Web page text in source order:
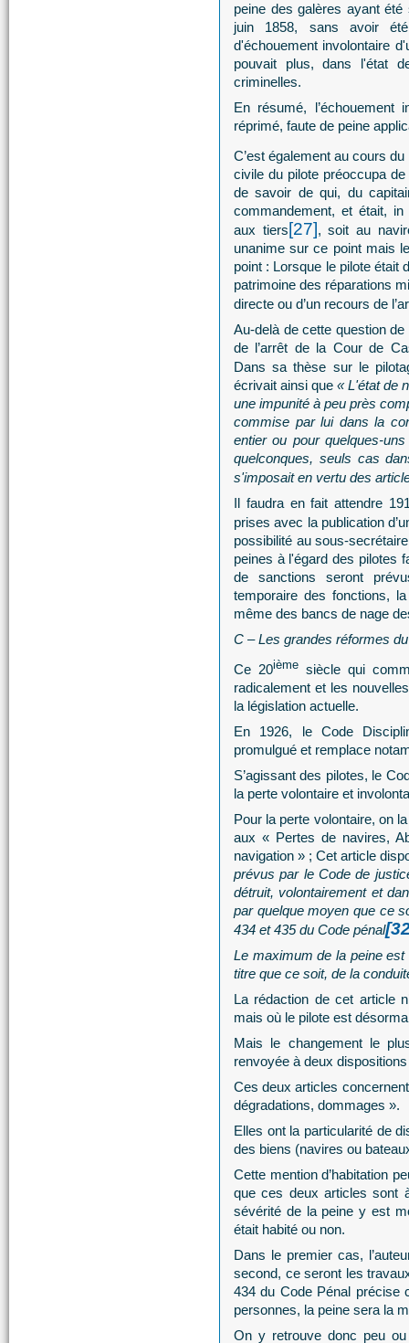
peine des galères ayant
juin 1858, sans avoir
d'échouement involontaire
pouvait plus, dans l'état
criminelles.
En résumé, l’échouement
réprimé, faute de peine
C’est également au cours du
civile du pilote préoccupa
de savoir de qui, du
commandement, et était,
aux tiers [27], soit au
unanime sur ce point mais
point : Lorsque le pilote était
patrimoine des réparations
directe ou d’un recours de
Au-delà de cette question
de l’arrêt de la Cour de
Dans sa thèse sur le
écrivait ainsi que « L'état de
une impunité à peu près
commise par lui dans la
entier ou pour quelques-
quelconques, seuls cas
s'imposait en vertu des
Il faudra en fait attendre
prises avec la publication
possibilité au sous-
peines à l'égard des pilotes
de sanctions seront
temporaire des fonctions,
même des bancs de nage
C – Les grandes réformes
Ce 20ièmesiècle qui
radicalement et les
la législation actuelle.
En 1926, le Code
promulgué et remplace
S’agissant des pilotes, le
la perte volontaire et
Pour la perte volontaire, on
aux « Pertes de navires,
navigation » ; Cet article
prévus par le Code de
détruit, volontairement et
par quelque moyen que ce
434 et 435 du Code pénal
Le maximum de la peine est
titre que ce soit, de la
La rédaction de cet article
mais où le pilote est
Mais le changement le
renvoyée à deux
Ces deux articles
dégradations, dommages ».
Elles ont la particularité de
des biens (navires ou
Cette mention d’habitation
que ces deux articles sont
sévérité de la peine y est
était habité ou non.
Dans le premier cas,
second, ce seront les
434 du Code Pénal précise
personnes, la peine sera la
On y retrouve donc peu